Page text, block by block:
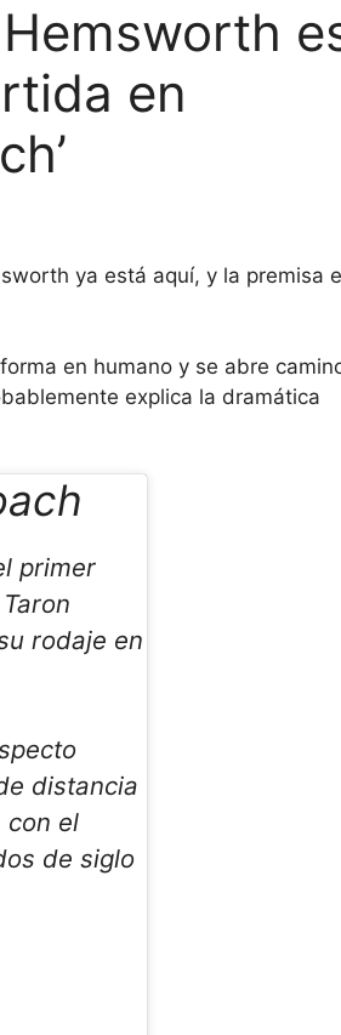
en
ya está aquí, y la premisa
en humano y se abre
explica la dramática
primer
rodaje en
distancia
con el
de siglo